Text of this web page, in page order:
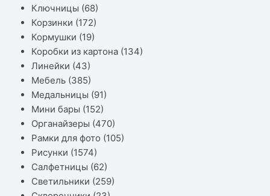
Ключницы (68)
Корзинки (172)
Кормушки (19)
Коробки из картона (134)
Линейки (43)
Мебель (385)
Медальницы (91)
Мини бары (152)
Органайзеры (470)
Рамки для фото (105)
Рисунки (1574)
Салфетницы (62)
Светильники (259)